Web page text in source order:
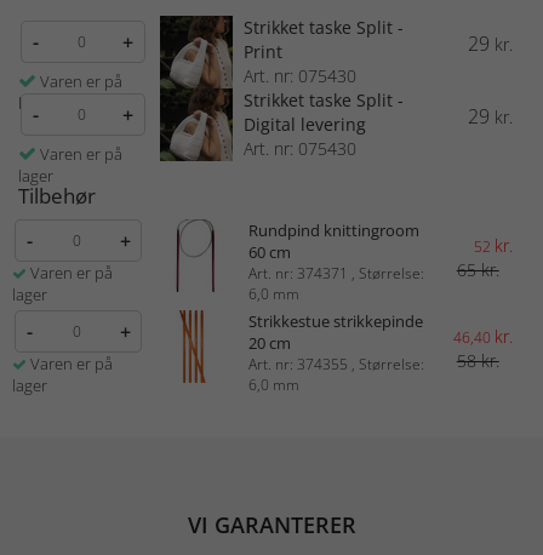
- +
Varen er på
lager
Strikket taske Split -
Print
Art. nr: 075430
29 kr.
- +
Varen er på
lager
Strikket taske Split -
Digital levering
Art. nr: 075430
29 kr.
Tilbehør
- +
Varen er på
lager
Rundpind knittingroom
60 cm
Art. nr: 374371 , Størrelse:
6,0 mm
52 kr.
65 kr.
- +
Varen er på
lager
Strikkestue strikkepinde
20 cm
Art. nr: 374355 , Størrelse:
6,0 mm
46,40 kr.
58 kr.
VI GARANTERER